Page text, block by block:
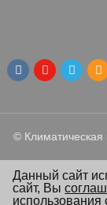
©
Данный сайт
сайт, Вы
использования